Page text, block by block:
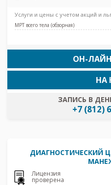
Услуги и цены с учетом акций и
МРТ всего тела (обзорная)
ОН-
ЗАПИСЬ В
+7 (812)
НА
ДИАГНОСТИЧЕСКИЙ
Лицензия
проверена